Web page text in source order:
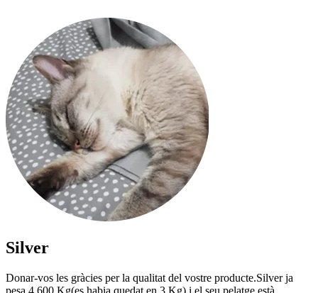
Silver
Donar-vos les gràcies per la qualitat del vostre producte.Silver ja
pesa 4,600 Kg(es habia quedat en 3 Kg) i el seu pelatge està